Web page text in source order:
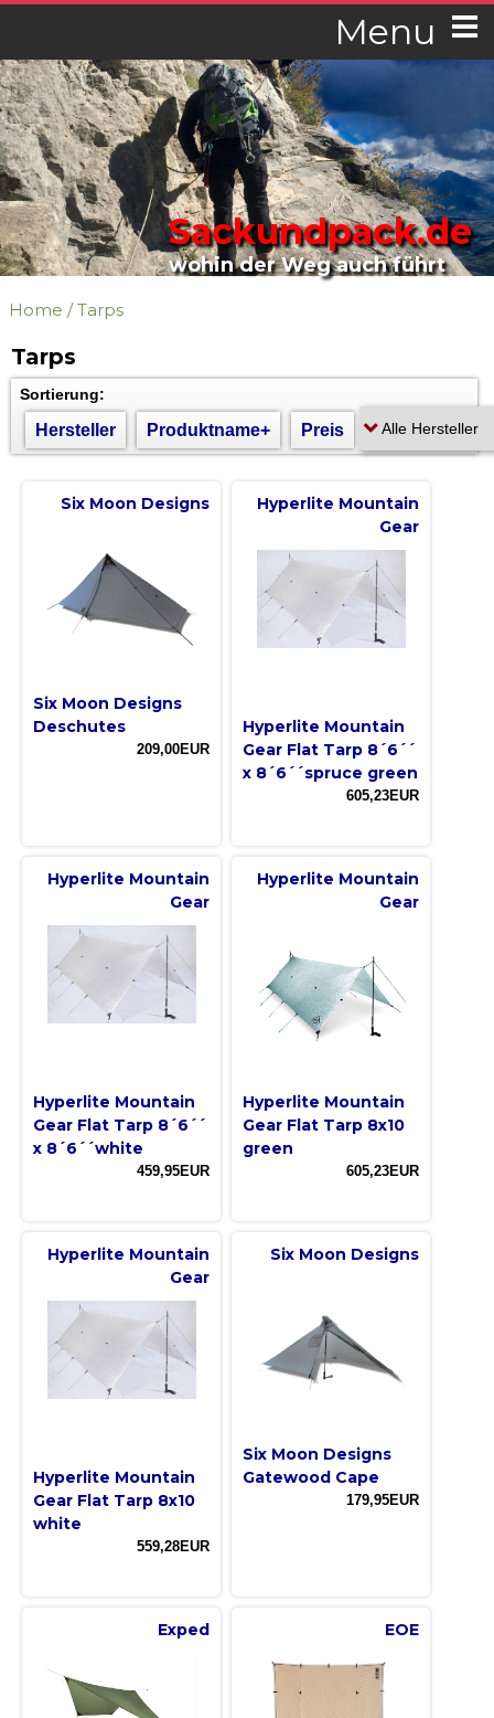
Menu
Sackundpack.de
wohin der Weg auch führt
Home /Tarps
Tarps
Sortierung:
Hersteller Produktname+ Preis
Six Moon Designs
Six Moon Designs
Deschutes
209,00EUR
Hyperlite Mountain
Gear
Hyperlite Mountain
Gear Flat Tarp 8´6´´
x 8´6´´spruce green
605,23EUR
Hyperlite Mountain
Gear
Hyperlite Mountain
Gear Flat Tarp 8´6´´
x 8´6´´white
459,95EUR
Hyperlite Mountain
Gear
Hyperlite Mountain
Gear Flat Tarp 8x10
green
605,23EUR
Hyperlite Mountain
Gear
Hyperlite Mountain
Gear Flat Tarp 8x10
white
559,28EUR
Six Moon Designs
Six Moon Designs
Gatewood Cape
179,95EUR
Exped EOE